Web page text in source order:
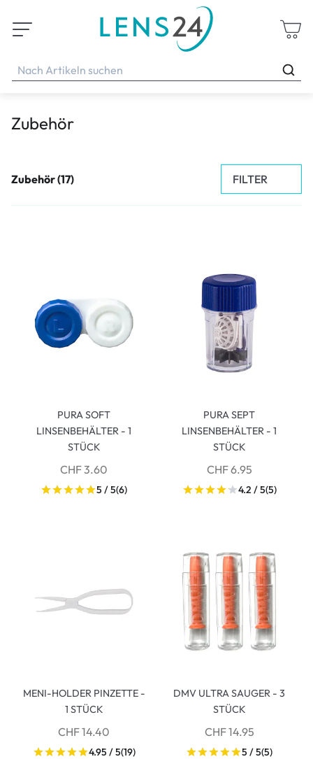
Zubehör
Zubehör (17) FILTER
PURA SOFT
LINSENBEHÄLTER - 1
STÜCK
CHF 3.60
5 / 5(6)
PURA SEPT
LINSENBEHÄLTER - 1
STÜCK
CHF 6.95
4.2 / 5(5)
MENI-HOLDER PINZETTE -
1 STÜCK
CHF 14.40
4.95 / 5(19)
DMV ULTRA SAUGER - 3
STÜCK
CHF 14.95
5 / 5(5)